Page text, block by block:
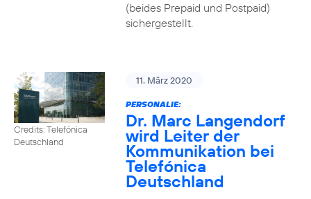
(beides Prepaid und Postpaid)
sichergestellt.
Credits: Telefónica
Deutschland
11. März 2020
PERSONALIE:
Dr. Marc Langendorf
wird Leiter der
Kommunikation bei
Telefónica
Deutschland